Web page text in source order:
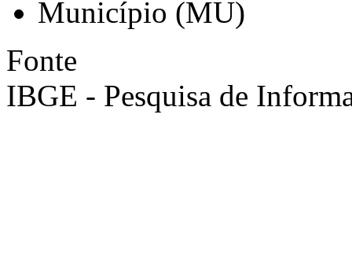
Município (MU)
Fonte
IBGE - Pesquisa de